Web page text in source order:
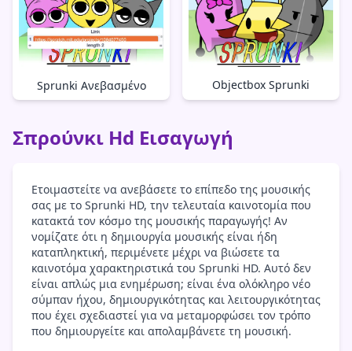
Sprunki Ανεβασμένο Objectbox Sprunki
Σπρούνκι Hd Εισαγωγή
Ετοιμαστείτε να ανεβάσετε το επίπεδο της μουσικής
σας με το Sprunki HD, την τελευταία καινοτομία που
κατακτά τον κόσμο της μουσικής παραγωγής! Αν
νομίζατε ότι η δημιουργία μουσικής είναι ήδη
καταπληκτική, περιμένετε μέχρι να βιώσετε τα
καινοτόμα χαρακτηριστικά του Sprunki HD. Αυτό δεν
είναι απλώς μια ενημέρωση; είναι ένα ολόκληρο νέο
σύμπαν ήχου, δημιουργικότητας και λειτουργικότητας
που έχει σχεδιαστεί για να μεταμορφώσει τον τρόπο
που δημιουργείτε και απολαμβάνετε τη μουσική.